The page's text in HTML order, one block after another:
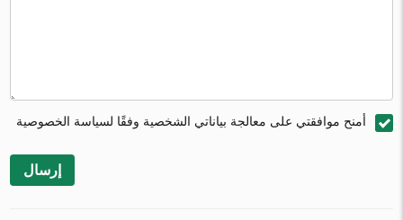
أمنح موافقتي على معالجة بياناتي الشخصية وفقًا لسياسة الخصوصية
إرسال